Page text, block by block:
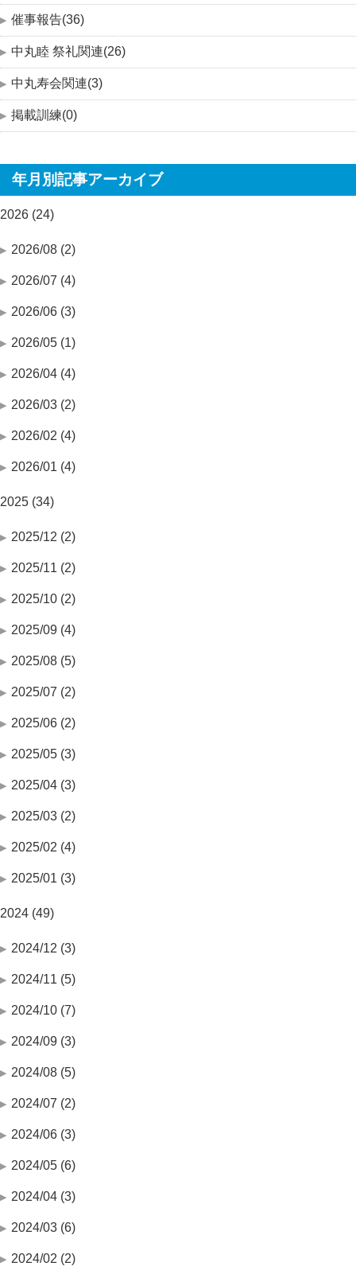
催事報告(36)
中丸睦 祭礼関連(26)
中丸寿会関連(3)
掲載訓練(0)
年月別記事アーカイブ
2026 (24)
2026/08 (2)
2026/07 (4)
2026/06 (3)
2026/05 (1)
2026/04 (4)
2026/03 (2)
2026/02 (4)
2026/01 (4)
2025 (34)
2025/12 (2)
2025/11 (2)
2025/10 (2)
2025/09 (4)
2025/08 (5)
2025/07 (2)
2025/06 (2)
2025/05 (3)
2025/04 (3)
2025/03 (2)
2025/02 (4)
2025/01 (3)
2024 (49)
2024/12 (3)
2024/11 (5)
2024/10 (7)
2024/09 (3)
2024/08 (5)
2024/07 (2)
2024/06 (3)
2024/05 (6)
2024/04 (3)
2024/03 (6)
2024/02 (2)